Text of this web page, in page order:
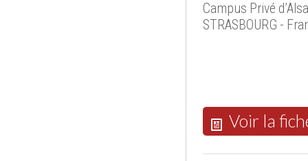
Campus Privé
STRASBOURG -
Voir la